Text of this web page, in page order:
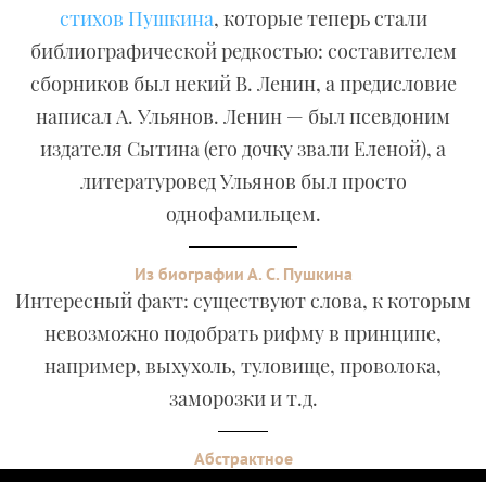
стихов Пушкина, которые теперь стали
библиографической редкостью: составителем
сборников был некий В. Ленин, а предисловие
написал А. Ульянов. Ленин — был псевдоним
издателя Сытина (его дочку звали Еленой), а
литературовед Ульянов был просто
однофамильцем.
Из биографии А. С. Пушкина
Интересный факт: существуют слова, к которым
невозможно подобрать рифму в принципе,
например, выхухоль, туловище, проволока,
заморозки и т.д.
Абстрактное